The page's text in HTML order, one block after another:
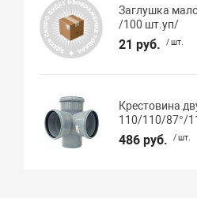
Заглушка
/100 шт.уп/
21 руб. / шт.
Крестовина
110/110/87°/
486 руб. / шт.